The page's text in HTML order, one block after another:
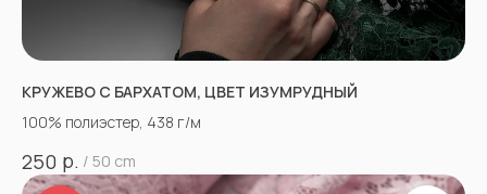
КРУЖЕВО С БАРХАТОМ, ЦВЕТ ИЗУМРУДНЫЙ
100% полиэстер, 438 г/м
250 р. / 50 cm